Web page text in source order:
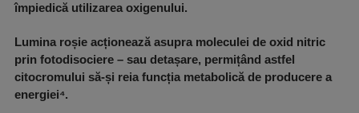
împiedică utilizarea oxigenului.
Lumina roșie acționează asupra moleculei de oxid nitric
prin fotodisociere – sau detașare, permițând astfel
citocromului să-și reia funcția metabolică de producere a
energiei⁴.